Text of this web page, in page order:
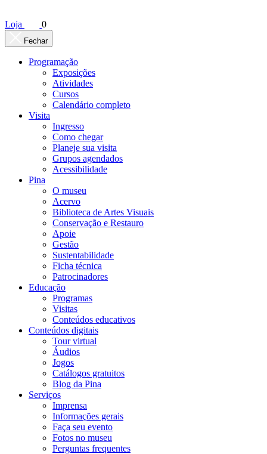
Loja 0
Fechar
Programação
Exposições
Atividades
Cursos
Calendário completo
Visita
Ingresso
Como chegar
Planeje sua visita
Grupos agendados
Acessibilidade
Pina
O museu
Acervo
Biblioteca de Artes Visuais
Conservação e Restauro
Apoie
Gestão
Sustentabilidade
Ficha técnica
Patrocinadores
Educação
Programas
Visitas
Conteúdos educativos​
Conteúdos digitais
Tour virtual
Áudios
Jogos
Catálogos gratuitos
Blog da Pina
Serviços
Imprensa
Informações gerais
Faça seu evento
Fotos no museu
Perguntas frequentes